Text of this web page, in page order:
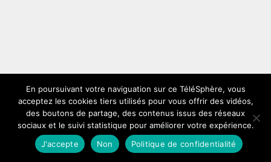
En poursuivant votre naviguation sur ce TéléSphère, vous
acceptez les cookies tiers utilisés pour vous offrir des vidéos,
des boutons de partage, des contenus issus des réseaux
sociaux et le suivi statistique pour améliorer votre expérience.
J'accepte
Non Politique de confidentialité